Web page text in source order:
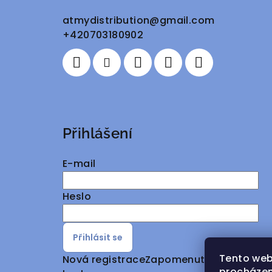
Tento
atmydistribution@gmail.com
+420703180902
Přihlášení
E-mail
Heslo
Přihlásit se
Nová registraceZapomenuté